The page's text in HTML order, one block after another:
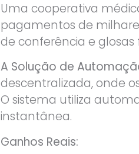
Uma cooperativa
pagamentos de
de conferência e glosas
A Solução de
descentralizada, onde
O sistema utiliza
instantânea.
Ganhos Reais: